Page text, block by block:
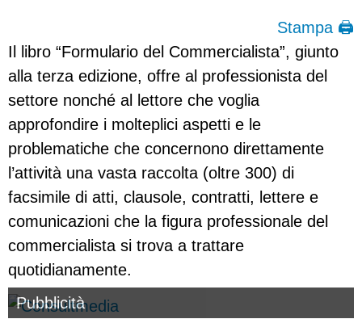
Stampa 🖨
Il libro “Formulario del Commercialista”, giunto
alla terza edizione, offre al professionista del
settore nonché al lettore che voglia
approfondire i molteplici aspetti e le
problematiche che concernono direttamente
l’attività una vasta raccolta (oltre 300) di
facsimile di atti, clausole, contratti, lettere e
comunicazioni che la figura professionale del
commercialista si trova a trattare
quotidianamente.
Pubblicità